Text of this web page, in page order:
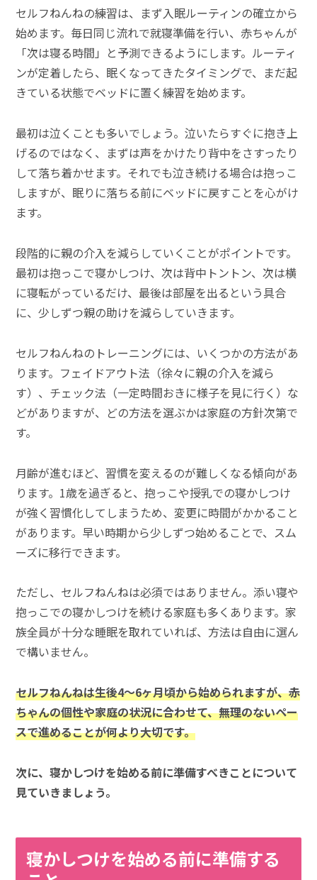
セルフねんねの練習は、まず入眠ルーティンの確立から
始めます。毎日同じ流れで就寝準備を行い、赤ちゃんが
「次は寝る時間」と予測できるようにします。ルーティ
ンが定着したら、眠くなってきたタイミングで、まだ起
きている状態でベッドに置く練習を始めます。
最初は泣くことも多いでしょう。泣いたらすぐに抱き上
げるのではなく、まずは声をかけたり背中をさすったり
して落ち着かせます。それでも泣き続ける場合は抱っこ
しますが、眠りに落ちる前にベッドに戻すことを心がけ
ます。
段階的に親の介入を減らしていくことがポイントです。
最初は抱っこで寝かしつけ、次は背中トントン、次は横
に寝転がっているだけ、最後は部屋を出るという具合
に、少しずつ親の助けを減らしていきます。
セルフねんねのトレーニングには、いくつかの方法があ
ります。フェイドアウト法（徐々に親の介入を減ら
す）、チェック法（一定時間おきに様子を見に行く）な
どがありますが、どの方法を選ぶかは家庭の方針次第で
す。
月齢が進むほど、習慣を変えるのが難しくなる傾向があ
ります。1歳を過ぎると、抱っこや授乳での寝かしつけ
が強く習慣化してしまうため、変更に時間がかかること
があります。早い時期から少しずつ始めることで、スム
ーズに移行できます。
ただし、セルフねんねは必須ではありません。添い寝や
抱っこでの寝かしつけを続ける家庭も多くあります。家
族全員が十分な睡眠を取れていれば、方法は自由に選ん
で構いません。
セルフねんねは生後4～6ヶ月頃から始められますが、赤
ちゃんの個性や家庭の状況に合わせて、無理のないペー
スで進めることが何より大切です。
次に、寝かしつけを始める前に準備すべきことについて
見ていきましょう。
寝かしつけを始める前に準備する